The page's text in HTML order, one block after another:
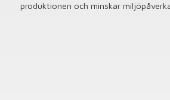
produktionen och minskar